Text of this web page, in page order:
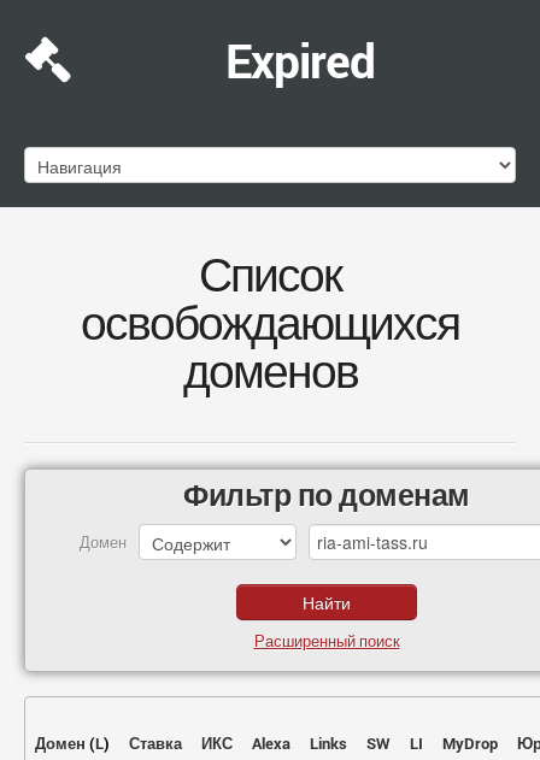
Expired
Список
освобождающихся
доменов
Фильтр по доменам
Домен
Расширенный поиск
Домен (L) Ставка ИКС Alexa Links SW LI MyDrop